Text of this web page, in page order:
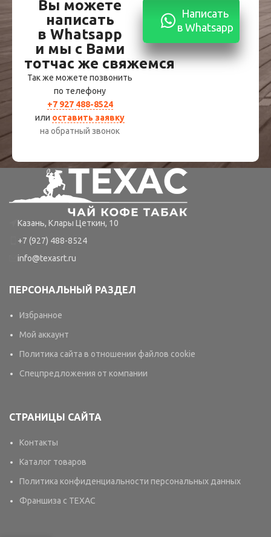
Вы можете
написать
в Whatsapp
и мы с Вами
тотчас же свяжемся
Так же можете позвонить
по телефону
+7 927 488-8524
или оставить заявку
на обратный звонок
Написать
в Whatsapp
Казань, Клары Цеткин, 10
+7 (927) 488-8524
info@texasrt.ru
ПЕРСОНАЛЬНЫЙ РАЗДЕЛ
Избранное
Мой аккаунт
Политика сайта в отношении файлов cookie
Спецпредложения от компании
СТРАНИЦЫ САЙТА
Контакты
Каталог товаров
Политика конфиденциальности персональных данных
Франшиза с TEXAC